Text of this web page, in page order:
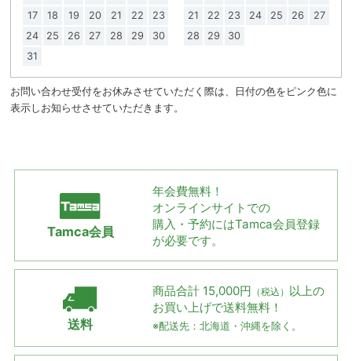
17
18 19 20 21 22
23
24
25 26 27 28 29
30
31
21
22 23 24 25 26
27
28
29 30
お問い合わせ受付をお休みさせていただく際は、日付の色をピンク色に
表示しお知らせさせていただきます。
Tamca会員
年会費無料！
オンラインサイトでの
購入・予約にはTamca会員登録
が必要です。
送料
商品合計 15,000円 （税込） 以上の
お買い上げで送料無料！
※配送先：北海道・沖縄を除く。